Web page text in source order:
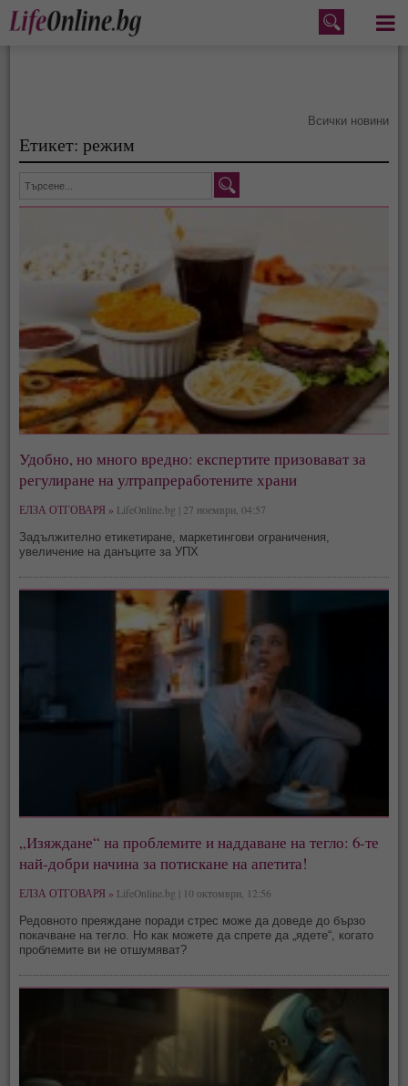
Меню
Всички новини
Етикет: режим
Удобно, но много вредно: експертите призовават за
регулиране на ултрапреработените храни
ЕЛЗА ОТГОВАРЯ » LifeOnline.bg | 27 ноември, 04:57
Задължително етикетиране, маркетингови ограничения,
увеличение на данъците за УПХ
„Изяждане“ на проблемите и наддаване на тегло: 6-те
най-добри начина за потискане на апетита!
ЕЛЗА ОТГОВАРЯ » LifeOnline.bg | 10 октомври, 12:56
Редовното преяждане поради стрес може да доведе до бързо
покачване на тегло. Но как можете да спрете да „ядете“, когато
проблемите ви не отшумяват?